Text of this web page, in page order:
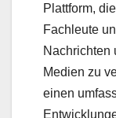
Plattform,
Fachleute
Nachrichten
Medien zu
einen